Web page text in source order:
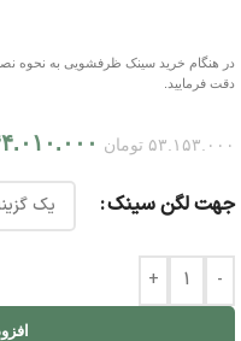
در هنگام خرید سینک ظرفشویی به نحوه
دقت فرمایید.
۵۳.۱۵۳.۰۰۰ تومان
جهت لگن سینک
-
+